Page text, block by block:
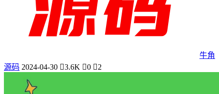
牛角
源码 2024-04-30 3.6K 0 2